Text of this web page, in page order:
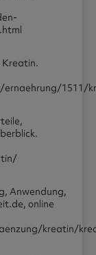
Kreatin.
ernaehrung/1511/
Anwendung,
online
kreatin/